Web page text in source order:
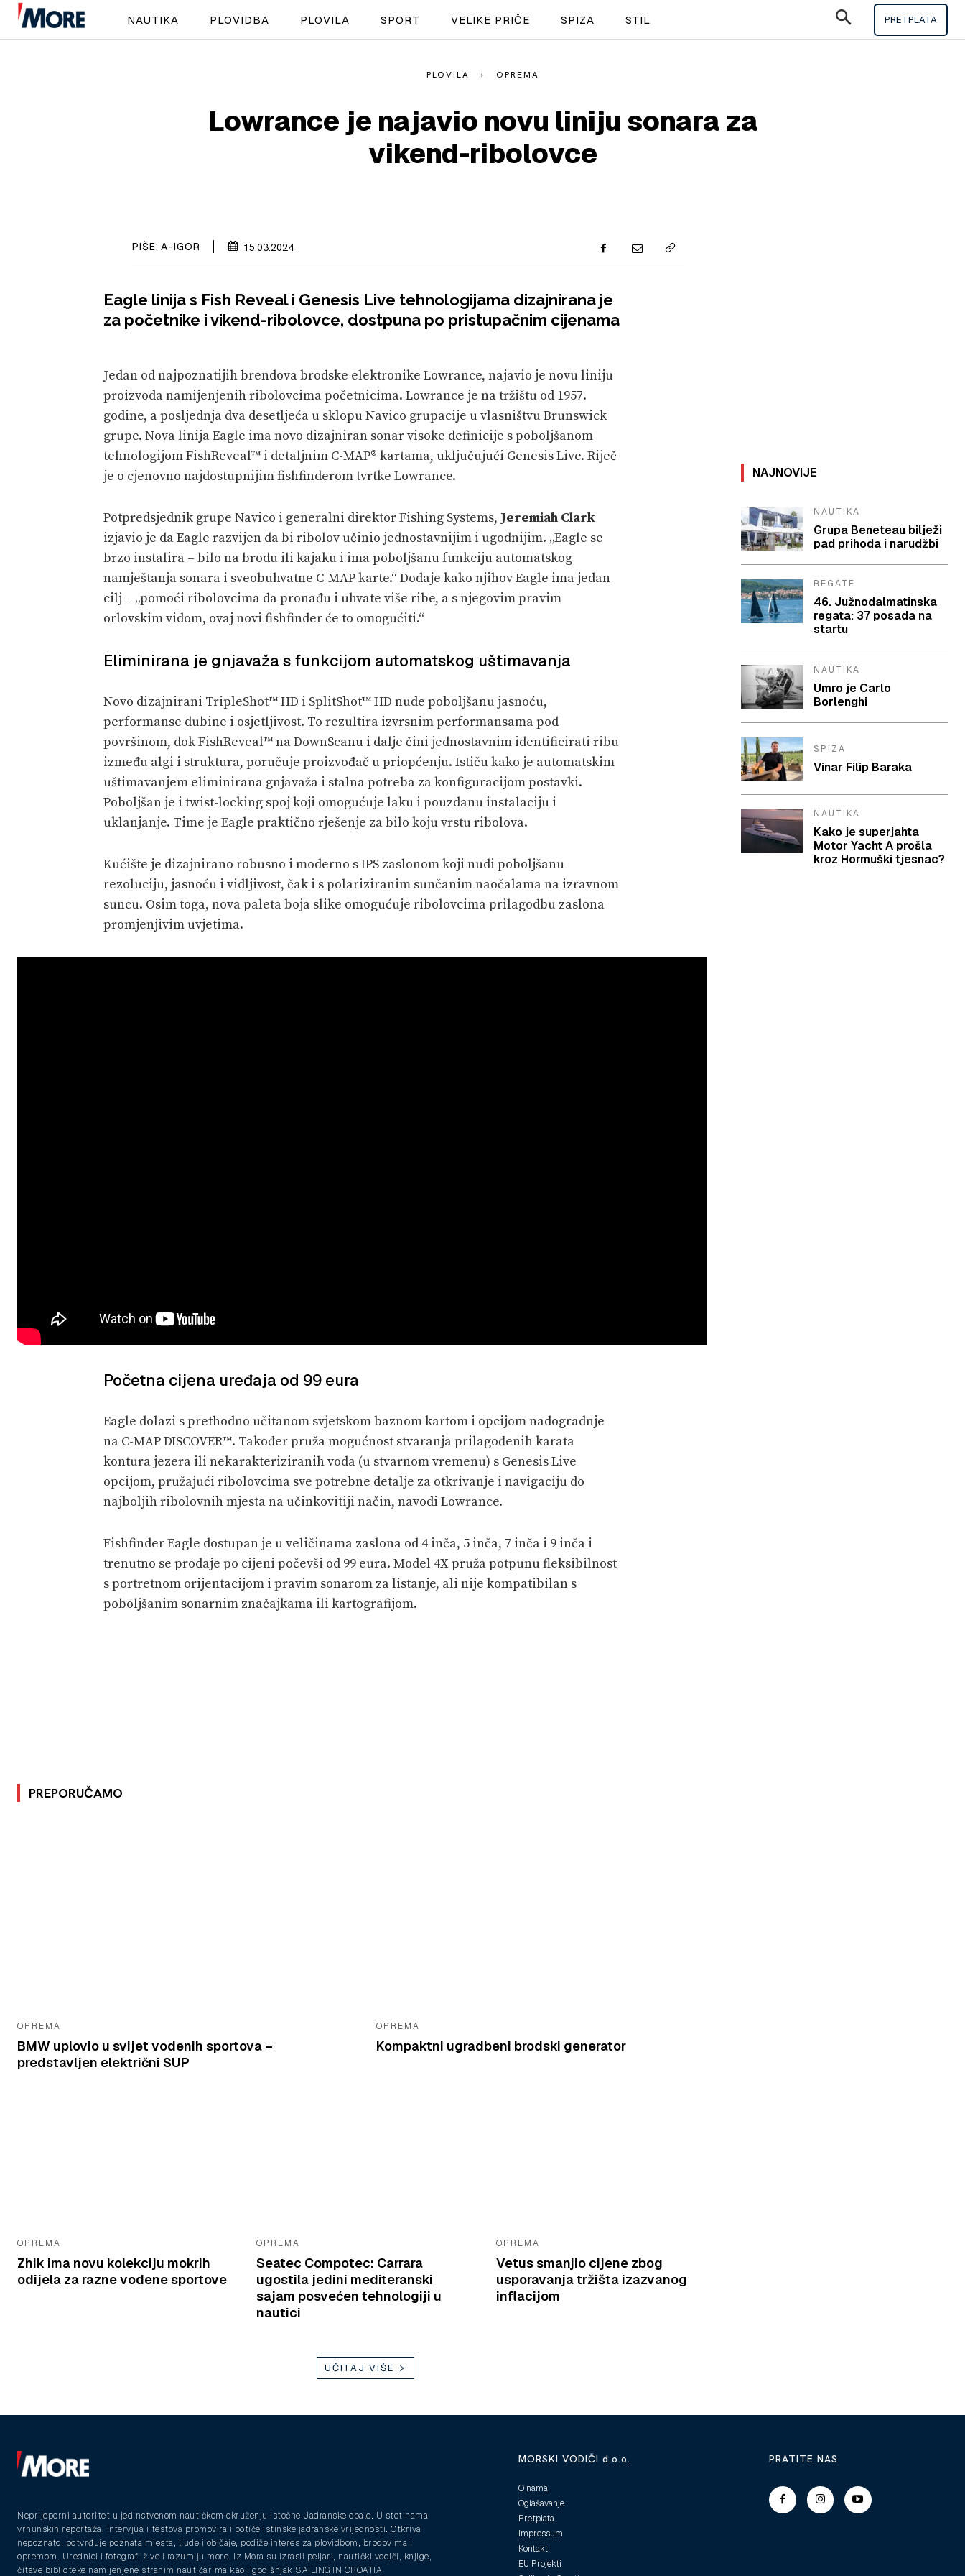
SPORT
PLOVILA
VELIKE PRIČE
SHOP
NAUTIKA PLOVIDBA PLOVILA SPORT VELIKE PRIČE SPIZA STIL PRETPLATA
PLOVILA OPREMA
Lowrance je najavio novu liniju sonara za
vikend-ribolovce
PIŠE: A-IGOR 15.03.2024
Eagle linija s Fish Reveal i Genesis Live tehnologijama dizajnirana je
za početnike i vikend-ribolovce, dostpuna po pristupačnim cijenama
Jedan od najpoznatijih brendova brodske elektronike Lowrance, najavio je novu liniju
proizvoda namijenjenih ribolovcima početnicima. Lowrance je na tržištu od 1957.
godine, a posljednja dva desetljeća u sklopu Navico grupacije u vlasništvu Brunswick
grupe. Nova linija Eagle ima novo dizajniran sonar visoke definicije s poboljšanom
tehnologijom FishReveal™ i detaljnim C-MAP® kartama, uključujući Genesis Live. Riječ
je o cjenovno najdostupnijim fishfinderom tvrtke Lowrance.
Potpredsjednik grupe Navico i generalni direktor Fishing Systems, Jeremiah Clark
izjavio je da Eagle razvijen da bi ribolov učinio jednostavnijim i ugodnijim. „Eagle se
brzo instalira – bilo na brodu ili kajaku i ima poboljšanu funkciju automatskog
namještanja sonara i sveobuhvatne C-MAP karte.“ Dodaje kako njihov Eagle ima jedan
cilj – „pomoći ribolovcima da pronađu i uhvate više ribe, a s njegovim pravim
orlovskim vidom, ovaj novi fishfinder će to omogućiti.“
Eliminirana je gnjavaža s funkcijom automatskog uštimavanja
Novo dizajnirani TripleShot™ HD i SplitShot™ HD nude poboljšanu jasnoću,
performanse dubine i osjetljivost. To rezultira izvrsnim performansama pod
površinom, dok FishReveal™ na DownScanu i dalje čini jednostavnim identificirati ribu
između algi i struktura, poručuje proizvođač u priopćenju. Ističu kako je automatskim
uštimavanjem eliminirana gnjavaža i stalna potreba za konfiguracijom postavki.
Poboljšan je i twist-locking spoj koji omogućuje laku i pouzdanu instalaciju i
uklanjanje. Time je Eagle praktično rješenje za bilo koju vrstu ribolova.
Kućište je dizajnirano robusno i moderno s IPS zaslonom koji nudi poboljšanu
rezoluciju, jasnoću i vidljivost, čak i s polariziranim sunčanim naočalama na izravnom
suncu. Osim toga, nova paleta boja slike omogućuje ribolovcima prilagodbu zaslona
promjenjivim uvjetima.
Početna cijena uređaja od 99 eura
Eagle dolazi s prethodno učitanom svjetskom baznom kartom i opcijom nadogradnje
na C-MAP DISCOVER™. Također pruža mogućnost stvaranja prilagođenih karata
kontura jezera ili nekarakteriziranih voda (u stvarnom vremenu) s Genesis Live
opcijom, pružajući ribolovcima sve potrebne detalje za otkrivanje i navigaciju do
najboljih ribolovnih mjesta na učinkovitiji način, navodi Lowrance.
Fishfinder Eagle dostupan je u veličinama zaslona od 4 inča, 5 inča, 7 inča i 9 inča i
trenutno se prodaje po cijeni počevši od 99 eura. Model 4X pruža potpunu fleksibilnost
s portretnom orijentacijom i pravim sonarom za listanje, ali nije kompatibilan s
poboljšanim sonarnim značajkama ili kartografijom.
PREPORUČAMO
OPREMA
BMW uplovio u svijet vodenih sportova –
predstavljen električni SUP
OPREMA
Kompaktni ugradbeni brodski generator
OPREMA
Zhik ima novu kolekciju mokrih
odijela za razne vodene sportove
OPREMA
Seatec Compotec: Carrara
ugostila jedini mediteranski
sajam posvećen tehnologiji u
nautici
OPREMA
Vetus smanjio cijene zbog
usporavanja tržišta izazvanog
inflacijom
UČITAJ VIŠE
NAJNOVIJE
NAUTIKA
Grupa Beneteau bilježi
pad prihoda i narudžbi
REGATE
46. Južnodalmatinska
regata: 37 posada na
startu
NAUTIKA
Umro je Carlo
Borlenghi
SPIZA
Vinar Filip Baraka
NAUTIKA
Kako je superjahta
Motor Yacht A prošla
kroz Hormuški tjesnac?
Neprijeporni autoritet u jedinstvenom nautičkom okruženju istočne Jadranske obale. U stotinama
vrhunskih reportaža, intervjua i testova promovira i potiče istinske jadranske vrijednosti. Otkriva
nepoznato, potvrđuje poznata mjesta, ljude i običaje, podiže interes za plovidbom, brodovima i
opremom. Urednici i fotografi žive i razumiju more. Iz Mora su izrasli peljari, nautički vodiči, knjige,
čitave biblioteke namijenjene stranim nautičarima kao i godišnjak SAILING IN CROATIA
MORSKI VODIČI d.o.o.
O nama
Oglašavanje
Pretplata
Impressum
Kontakt
EU Projekti
PRATITE NAS